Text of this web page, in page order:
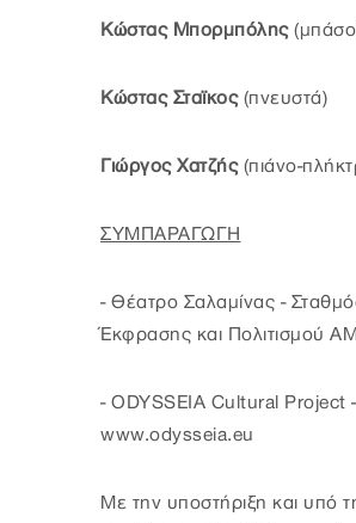
Κώστας Μπορμπόλης
Κώστας Σταϊκος(πνευστά)
Γιώργος Χατζής (πιάνο-
ΣΥΜΠΑΡΑΓΩΓH
- Θέατρο Σαλαμίνας -
Έκφρασης και Πολιτισμού
- ODYSSEIA Cultural Project -
www.odysseia.eu
Με την υποστήριξη και υπό